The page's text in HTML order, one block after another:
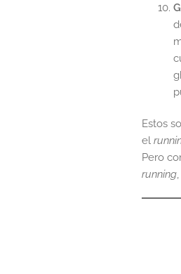
Estos
el
Pero
running